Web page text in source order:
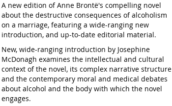
A new edition of Anne Brontë's compelling novel
about the destructive consequences of alcoholism
on a marriage, featuring a wide-ranging new
introduction, and up-to-date editorial material.
New, wide-ranging introduction by Josephine
McDonagh examines the intellectual and cultural
context of the novel, its complex narrative structure
and the contemporary moral and medical debates
about alcohol and the body with which the novel
engages.